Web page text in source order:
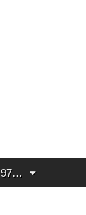
97…